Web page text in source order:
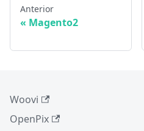
Anterior
Magento2
Woovi
OpenPix